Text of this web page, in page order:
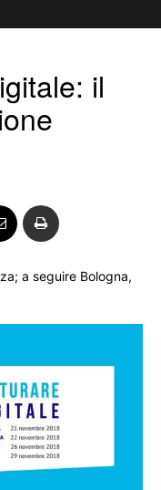
il
a seguire Bologna,